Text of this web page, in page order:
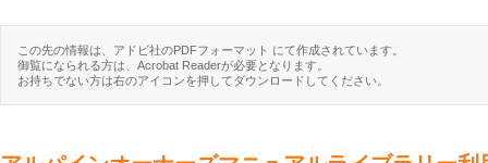
この先の情報は、アドビ社のPDFフォーマット にて作成されています。
御覧になられる方は、Acrobat Readerが必要となります。
お持ちでない方は右のアイコンを押してダウンロードしてください。